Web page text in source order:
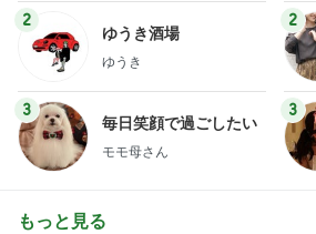
2
ゆうき酒場
ゆうき
3
毎日笑顔で過ごしたい
モモ母さん
2
3
もっと見る